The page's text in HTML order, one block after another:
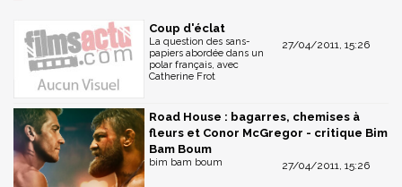
Coup d'éclat
27/04/2011, 15:26
La question des sans-
papiers abordée dans un
polar français, avec
Catherine Frot
Road House : bagarres, chemises à
fleurs et Conor McGregor - critique Bim
Bam Boum
27/04/2011, 15:26
bim bam boum